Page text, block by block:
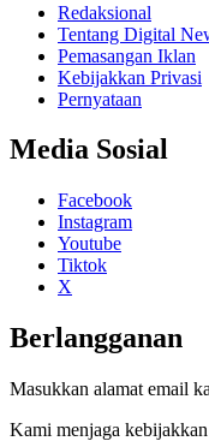
Redaksional
Tentang Digital
Pemasangan Iklan
Kebijakkan Privasi
Pernyataan
Media Sosial
Facebook
Instagram
Youtube
Tiktok
X
Berlangganan
Masukkan alamat email
Kami menjaga